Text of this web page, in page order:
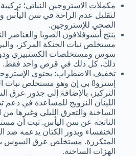
مكملات الاستروجين النباتي؛
لتقليل عدم الراحة في سن اليأس
الصحي للإستروجين.
ينتج أيسوفلافون الصويا والعناصر
مستخلص نبات الحنكة المركز،
سوس ومستخلصات الكستبيري
ذلك، كل ذلك في قرص واحد فقط.
تخفيف الاضطراب: يحتوي
إسترو8 بي إن وهو مستخلص
التركيز، بالإضافة إلى جذور
اللينان النرويج للمساعدة في دعم
الساخنة والتعرق الليلي وغيرها
الناتجة عن سن اليأس. ثبت أن
الخنفساء وبذور الكتان يدعمه ضد
المتكررة. مستخلص عرق السوس
الهزات الساخنة.